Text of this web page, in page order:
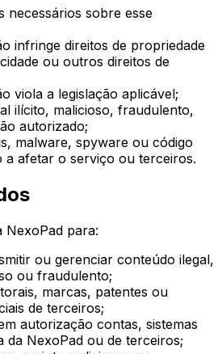
necessários sobre esse
infringe direitos de propriedade
ou outros direitos de
viola a legislação aplicável;
ilícito, malicioso, fraudulento,
autorizado;
malware, spyware ou código
a afetar o serviço ou terceiros.
NexoPad para:
ou gerenciar conteúdo ilegal,
ou fraudulento;
marcas, patentes ou
de terceiros;
autorização contas, sistemas
NexoPad ou de terceiros;